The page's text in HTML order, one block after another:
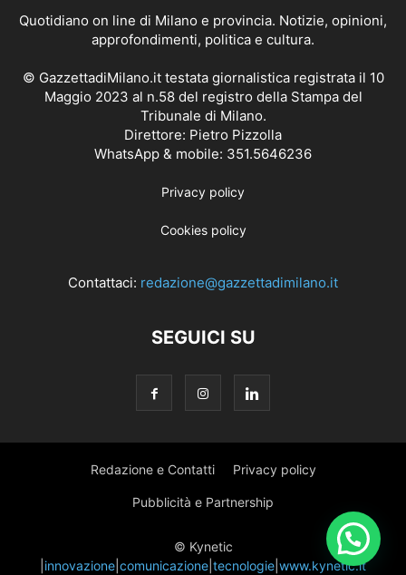
Quotidiano on line di Milano e provincia. Notizie, opinioni,
approfondimenti, politica e cultura.
© GazzettadiMilano.it testata giornalistica registrata il 10
Maggio 2023 al n.58 del registro della Stampa del
Tribunale di Milano.
Direttore: Pietro Pizzolla
WhatsApp & mobile: 351.5646236
Privacy policy
Cookies policy
Contattaci: redazione@gazzettadimilano.it
SEGUICI SU
Redazione e Contatti Privacy policy
Pubblicità e Partnership
© Kynetic
innovazione comunicazione tecnologie www.kynetic.it